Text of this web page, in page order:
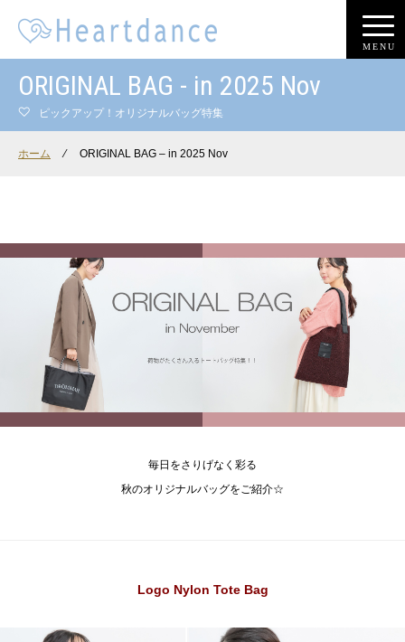
MENU
ORIGINAL BAG - in 2025 Nov
ピックアップ！オリジナルバッグ特集
ホーム ⁄ ORIGINAL BAG – in 2025 Nov
毎日をさりげなく彩る
秋のオリジナルバッグをご紹介☆
Logo Nylon Tote Bag